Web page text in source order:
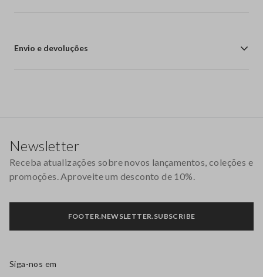
Envio e devoluções
Newsletter
Receba atualizações sobre novos lançamentos, coleções e
promoções. Aproveite um desconto de 10%.
FOOTER.NEWSLETTER.SUBSCRIBE
Siga-nos em